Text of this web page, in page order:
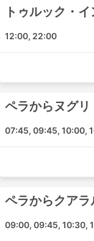
の交通事情に
って行動し
バスは、電車
な道路状況
に、週末や
いようにして
要な場合があ
スに乗れる
トゥルック・
12:00, 22:00
ペラからヌグ
07:45, 09:45, 10:00,
ペラからクア
09:00, 09:45, 10:30,